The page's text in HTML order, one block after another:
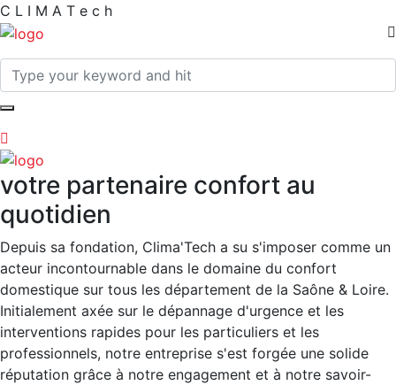
C L I M A T e c h
votre partenaire confort au
quotidien
Depuis sa fondation, Clima'Tech a su s'imposer comme un
acteur incontournable dans le domaine du confort
domestique sur tous les département de la Saône & Loire.
Initialement axée sur le dépannage d'urgence et les
interventions rapides pour les particuliers et les
professionnels, notre entreprise s'est forgée une solide
réputation grâce à notre engagement et à notre savoir-